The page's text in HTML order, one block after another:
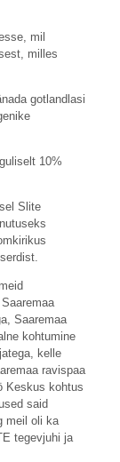
mil
milles
gotlandlasi
10%
Slite
Saaremaa
kohtumine
kelle
ravispaa
Keskus kohtus
said
meil oli ka
tegevjuhi ja